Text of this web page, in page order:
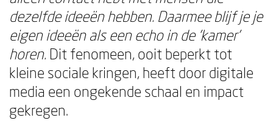
dezelfde ideeën hebben. Daarmee blijf je je
eigen ideeën als een echo in de 'kamer'
horen. Dit fenomeen, ooit beperkt tot
kleine sociale kringen, heeft door digitale
media een ongekende schaal en impact
gekregen.